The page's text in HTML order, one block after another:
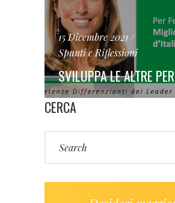
15 Dicembre 2021
Spunti e Riflessioni
SVILUPPA LE ALTRE
CERCA
for: